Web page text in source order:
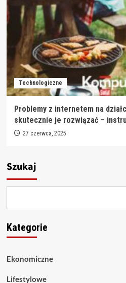
Technologiczne
Problemy z internetem na
skutecznie je rozwiązać –
27 czerwca, 2025
Szukaj
Kategorie
Ekonomiczne
Lifestylowe